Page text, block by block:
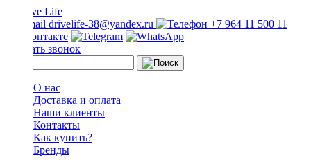
drivelife-38@yandex.ru +7 964 11 500 11
Заказать звонок
О нас
Доставка и оплата
Наши клиенты
Контакты
Как купить?
Бренды